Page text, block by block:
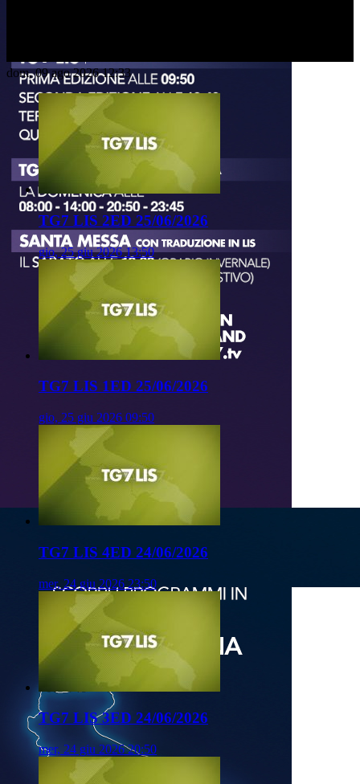
dom, 09 ago 2026 12:33
TG7 LIS 2ED 25/06/2026
gio, 25 giu 2026 13:50
TG7 LIS 1ED 25/06/2026
gio, 25 giu 2026 09:50
TG7 LIS 4ED 24/06/2026
mer, 24 giu 2026 23:50
TG7 LIS 3ED 24/06/2026
mer, 24 giu 2026 20:50